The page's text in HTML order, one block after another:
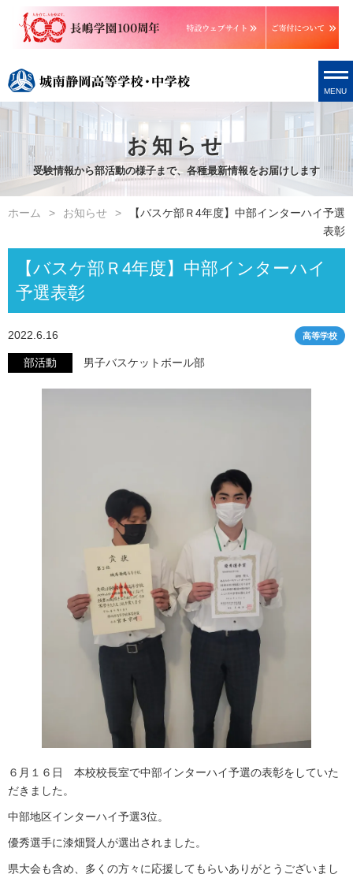
MENU
お知らせ
受験情報から部活動の様子まで、各種最新情報をお届けします
ホーム お知らせ
【バスケ部Ｒ4年度】中部インターハイ予選
表彰
【バスケ部Ｒ4年度】中部インターハイ
予選表彰
2022.6.16 高等学校
部活動 男子バスケットボール部
６月１６日 本校校長室で中部インターハイ予選の表彰をしていた
だきました。
中部地区インターハイ予選3位。
優秀選手に漆畑賢人が選出されました。
県大会も含め、多くの方々に応援してもらいありがとうございまし